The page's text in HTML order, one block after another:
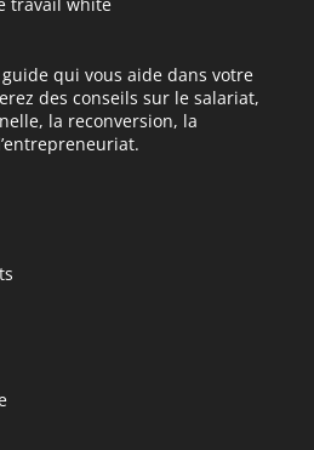
qui vous aide dans votre
des conseils sur le salariat,
la reconversion, la